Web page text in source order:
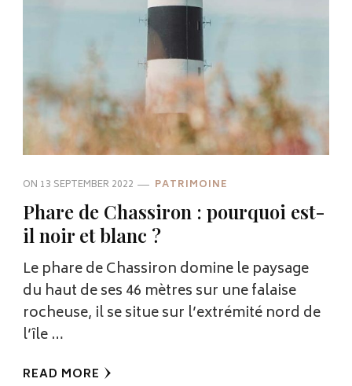
ON 13 SEPTEMBER 2022 PATRIMOINE
Phare de Chassiron : pourquoi est-
il noir et blanc ?
Le phare de Chassiron domine le paysage
du haut de ses 46 mètres sur une falaise
rocheuse, il se situe sur l’extrémité nord de
l’île …
READ MORE